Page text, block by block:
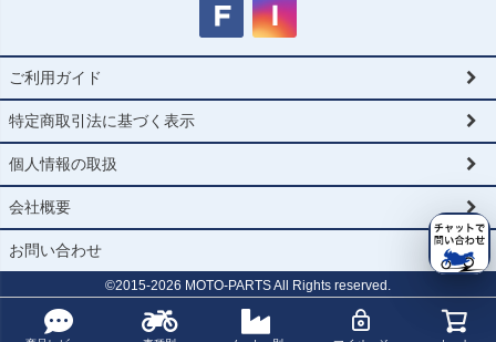
ご利用ガイド
特定商取引法に基づく表示
個人情報の取扱
会社概要
お問い合わせ
©2015-2026 MOTO-PARTS All Rights reserved.